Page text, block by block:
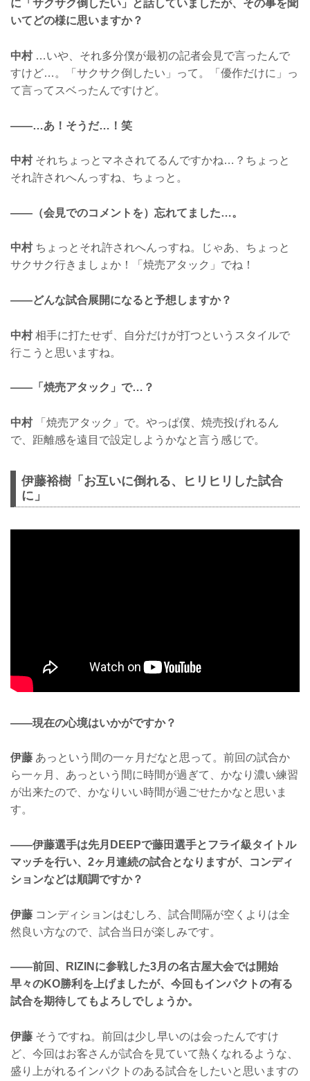
に「サクサク倒したい」と話していましたが、その事を聞
いてどの様に思いますか？
中村…いや、それ多分僕が最初の記者会見で言ったんで
すけど…。「サクサク倒したい」って。「優作だけに」っ
て言ってスベったんですけど。
——…あ！そうだ…！笑
中村それちょっとマネされてるんですかね…？ちょっと
それ許されへんっすね、ちょっと。
——（会見でのコメントを）忘れてました…。
中村ちょっとそれ許されへんっすね。じゃあ、ちょっと
サクサク行きましょか！「焼売アタック」でね！
——どんな試合展開になると予想しますか？
中村相手に打たせず、自分だけが打つというスタイルで
行こうと思いますね。
——「焼売アタック」で…？
中村「焼売アタック」で。やっぱ僕、焼売投げれるん
で、距離感を遠目で設定しようかなと言う感じで。
伊藤裕樹「お互いに倒れる、ヒリヒリした試合
に」
——現在の心境はいかがですか？
伊藤 あっという間の一ヶ月だなと思って。前回の試合か
ら一ヶ月、あっという間に時間が過ぎて、かなり濃い練習
が出来たので、かなりいい時間が過ごせたかなと思いま
す。
——伊藤選手は先月DEEPで藤田選手とフライ級タイトル
マッチを行い、2ヶ月連続の試合となりますが、コンディ
ションなどは順調ですか？
伊藤 コンディションはむしろ、試合間隔が空くよりは全
然良い方なので、試合当日が楽しみです。
——前回、RIZINに参戦した3月の名古屋大会では開始
早々のKO勝利を上げましたが、今回もインパクトの有る
試合を期待してもよろしでしょうか。
伊藤 そうですね。前回は少し早いのは会ったんですけ
ど、今回はお客さんが試合を見ていて熱くなれるような、
盛り上がれるインパクトのある試合をしたいと思いますの